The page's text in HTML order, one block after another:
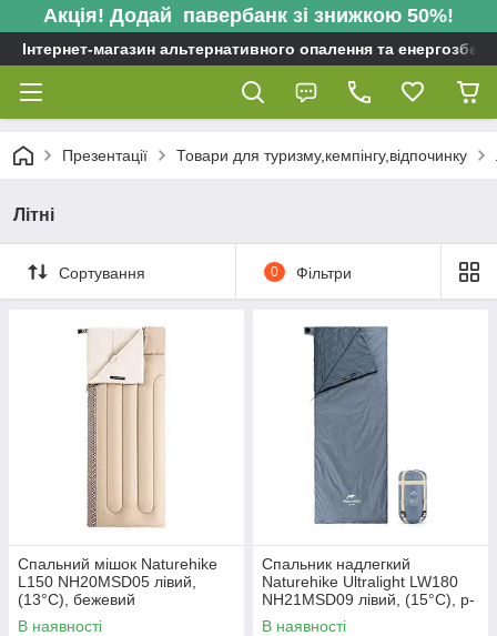
Акція! Додай павербанк зі знижкою 50%!
Інтернет-магазин альтернативного опалення та
Презентації Товари для туризму,кемпінгу,відпочинку
Літні
Сортування 0 Фільтри
Спальний мішок Naturehike
L150 NH20MSD05 лівий,
(13°C), бежевий
В наявності
Спальник надлегкий
Naturehike Ultralight LW180
NH21MSD09 лівий, (15°C), p-
p XL, сіро-синій
В наявності